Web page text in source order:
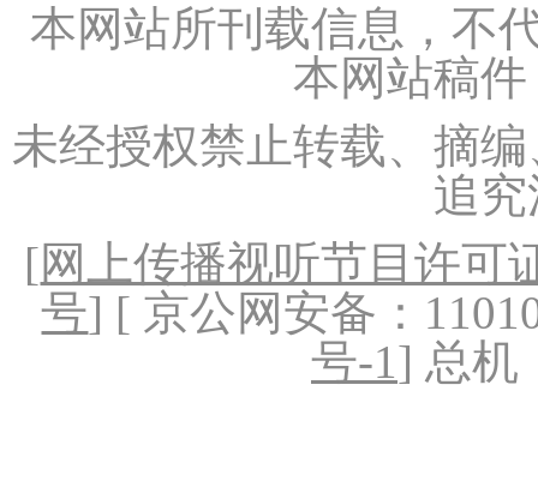
本网站所刊载信息，不
本网站稿
未经授权禁止转载、摘
追
[网上传播视听节目许可
号] [ 京公网安备：
号-1] 总机